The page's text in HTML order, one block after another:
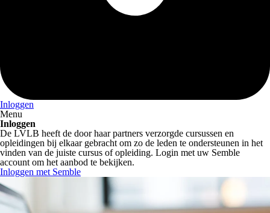
Inloggen
Menu
Inloggen
De LVLB heeft de door haar partners verzorgde cursussen en
opleidingen bij elkaar gebracht om zo de leden te ondersteunen in het
vinden van de juiste cursus of opleiding. Login met uw Semble
account om het aanbod te bekijken.
Inloggen met Semble